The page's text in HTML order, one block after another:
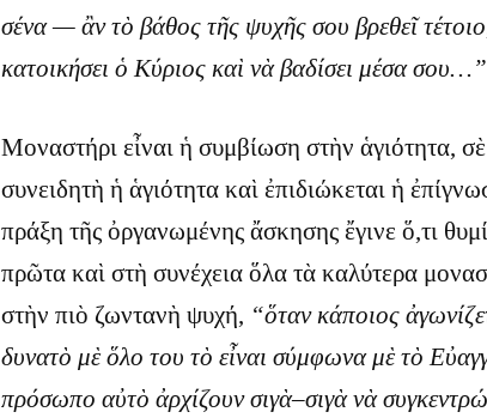
σένα — ἂν τὸ βάθος τῆς ψυχῆς σου βρεθεῖ
κατοικήσει ὁ Κύριος καὶ νὰ βαδίσει μέσα σου…”
Μοναστήρι εἶναι ἡ συμβίωση στὴν ἁγιότητα,
συνειδητὴ ἡ ἁγιότητα καὶ ἐπιδιώκεται ἡ
πράξη τῆς ὀργανωμένης ἄσκησης ἔγινε ὅ,τι
πρῶτα καὶ στὴ συνέχεια ὅλα τὰ καλύτερα
στὴν πιὸ ζωντανὴ ψυχή, “ὅταν κάποιος
δυνατὸ μὲ ὅλο του τὸ εἶναι σύμφωνα μὲ τὸ
πρόσωπο αὐτὸ ἀρχίζουν σιγὰ–σιγὰ νὰ